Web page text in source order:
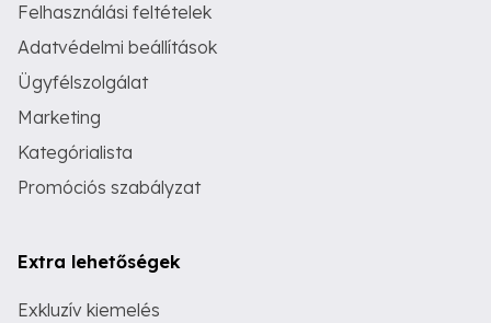
Felhasználási feltételek
Adatvédelmi beállítások
Ügyfélszolgálat
Marketing
Kategórialista
Promóciós szabályzat
Extra lehetőségek
Exkluzív kiemelés